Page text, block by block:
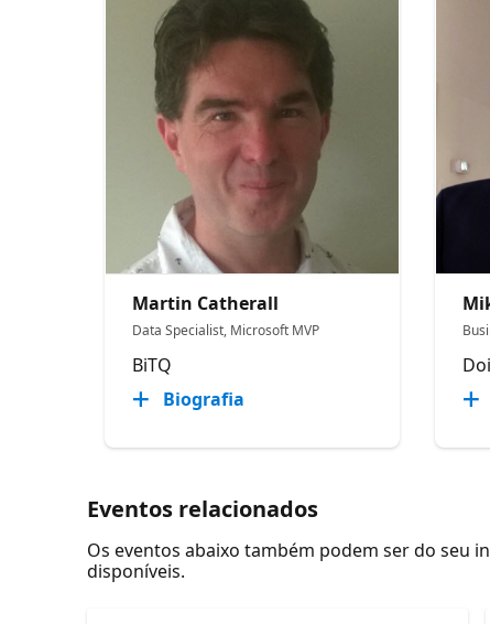
Martin Catherall
Data Specialist, Microsoft MVP
BiTQ
Biografia
Eventos relacionados
Os eventos abaixo também podem ser do seu
disponíveis.